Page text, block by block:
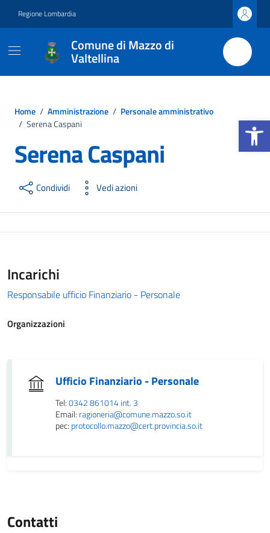
Apri la
Regione Lombardia
Comune di Mazzo di
Valtellina
Home / Amministrazione / Personale amministrativo
/ Serena Caspani
Serena Caspani
Condividi Vedi azioni
Incarichi
Responsabile ufficio Finanziario - Personale
Organizzazioni
Ufficio Finanziario - Personale
Tel:0342 861014 int. 3
Email: ragioneria@comune.mazzo.so.it
pec: protocollo.mazzo@cert.provincia.so.it
Contatti